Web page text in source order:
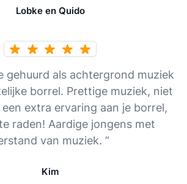
Lobke en Quido
gehuurd als achtergrond muziek
borrel. Prettige muziek, niet
extra ervaring aan je borrel,
raden! Aardige jongens met
van muziek. ”
Kim